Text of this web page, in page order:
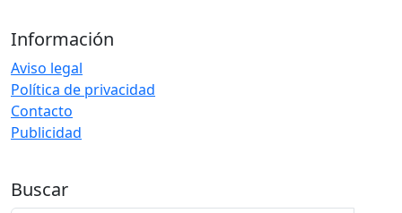
Información
Aviso legal
Política de privacidad
Contacto
Publicidad
Buscar